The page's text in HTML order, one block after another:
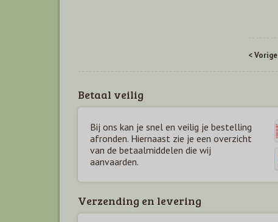
< Vorige
Betaal veilig
Bij ons kan je snel en veilig je bestelling
afronden. Hiernaast zie je een overzicht
van de betaalmiddelen die wij
aanvaarden.
Verzending en levering